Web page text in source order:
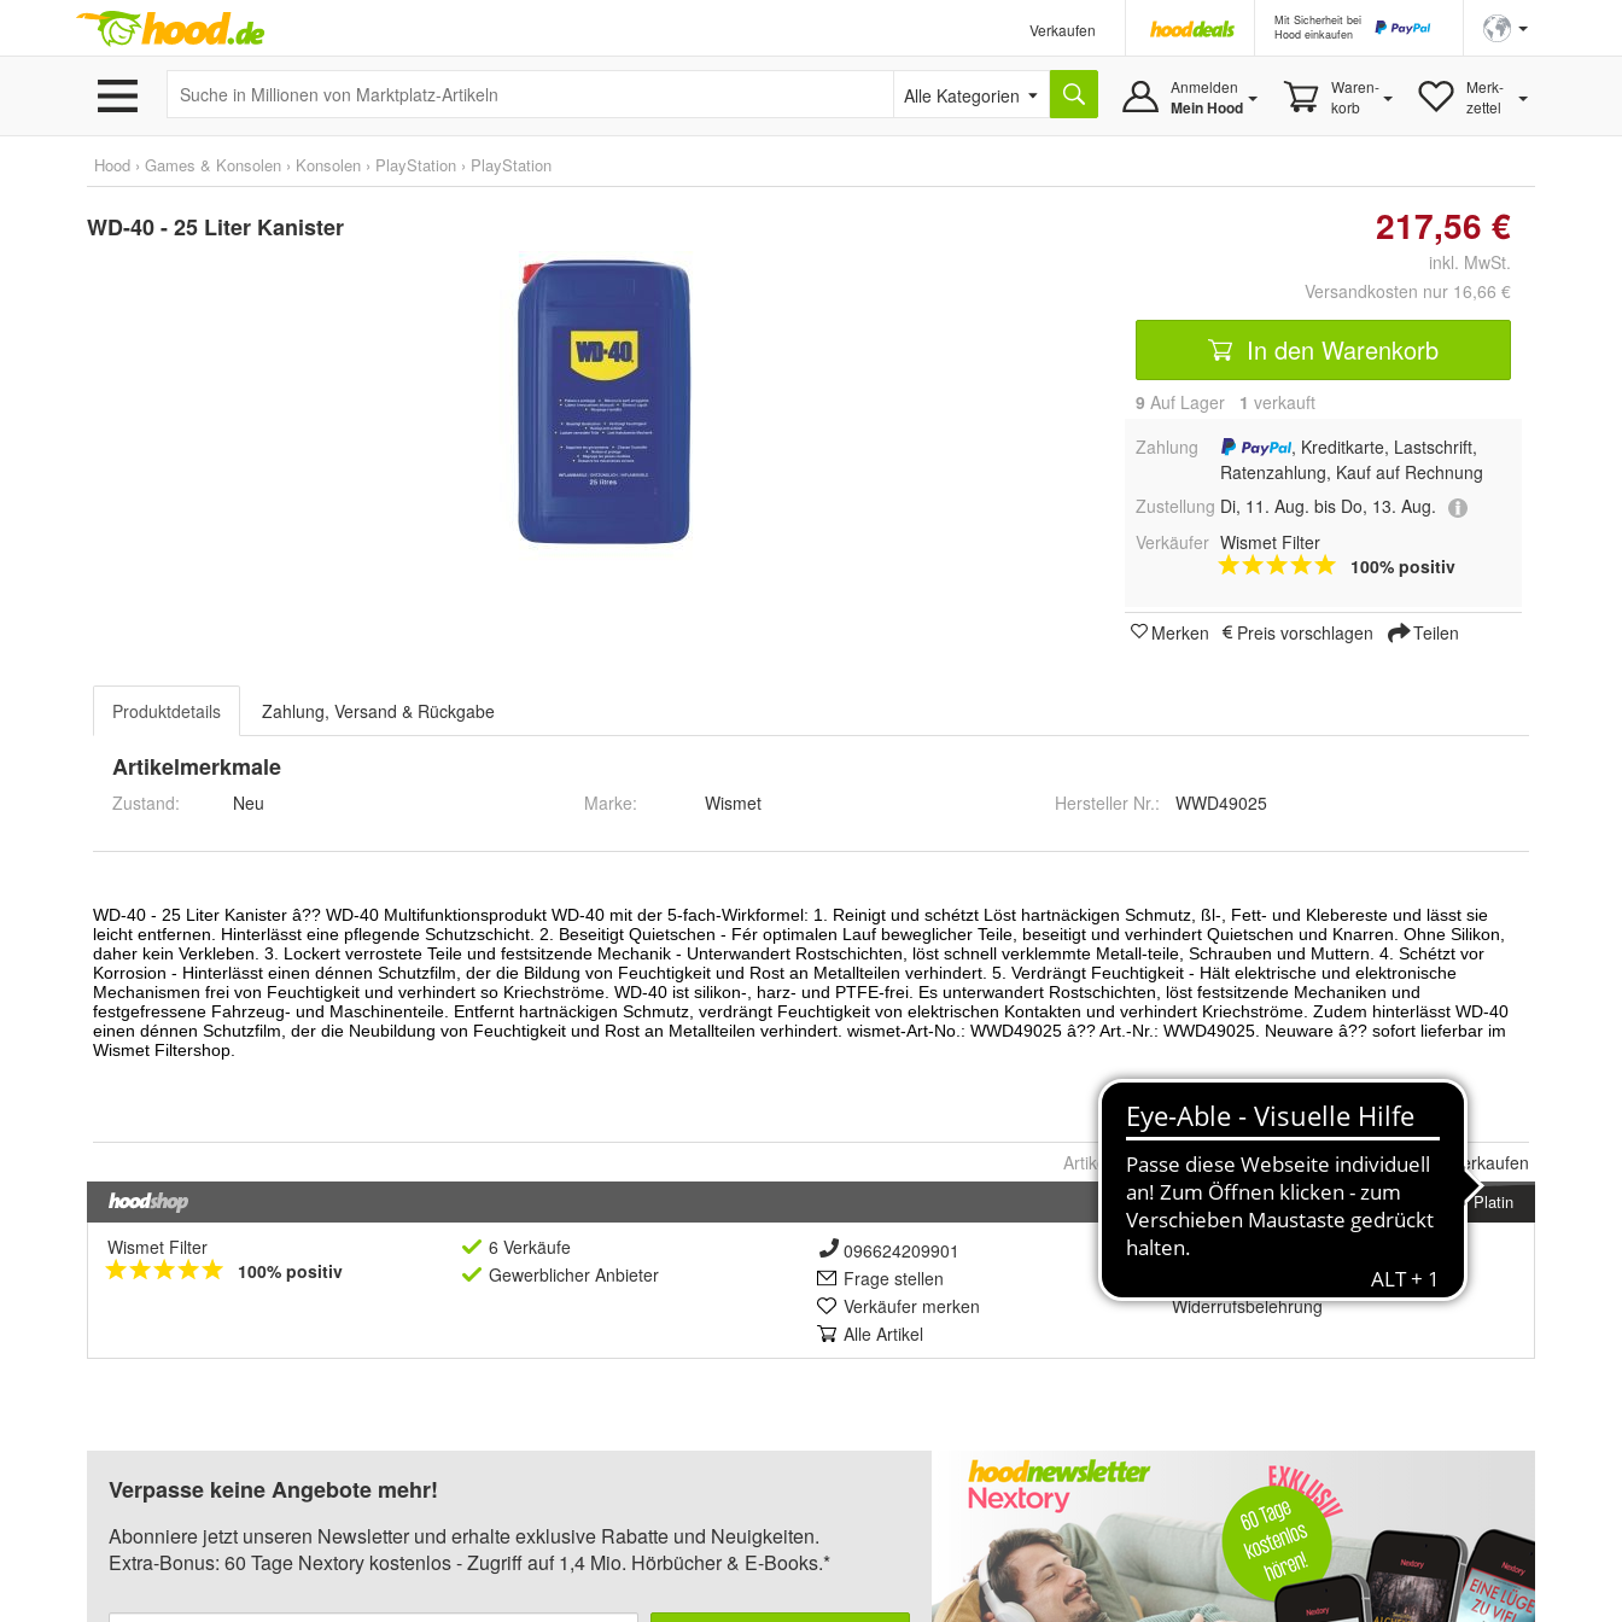
Verkaufen
Mit Sicherheit bei
Hood einkaufen
Alle Kategorien Anmelden
Mein Hood
Waren-
korb
Merk-
zettel
Hood › Games & Konsolen › Konsolen › PlayStation › PlayStation
WD-40 - 25 Liter Kanister 217,56 €
inkl. MwSt.
Versandkosten nur 16,66 €
In den Warenkorb
9 Auf Lager 1 verkauft
Zahlung
, Kreditkarte, Lastschrift,
Ratenzahlung, Kauf auf Rechnung
Zustellung Di, 11. Aug. bis Do, 13. Aug.
Verkäufer Wismet Filter
100% positiv
Merken Preis vorschlagen Teilen
Produktdetails Zahlung, Versand & Rückgabe
Artikelmerkmale
Zustand: Neu Marke: Wismet Hersteller Nr.: WWD49025
Artikel Nr.:0130052864 Melden|ÄhnlichenArtikel verkaufen
Platin
Wismet Filter
100% positiv
6 Verkäufe
Gewerblicher Anbieter
096624209901
Frage stellen
Verkäufer merken
Alle Artikel
Impressum
Widerrufsbelehrung
Verpasse keine Angebote mehr!
Abonniere jetzt unseren Newsletter und erhalte exklusive Rabatte und Neuigkeiten.
Extra-Bonus: 60 Tage Nextory kostenlos - Zugriff auf 1,4 Mio. Hörbücher & E-Books.*